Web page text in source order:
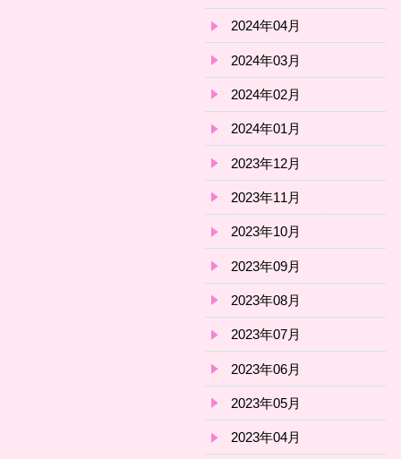
2024年04月
2024年03月
2024年02月
2024年01月
2023年12月
2023年11月
2023年10月
2023年09月
2023年08月
2023年07月
2023年06月
2023年05月
2023年04月